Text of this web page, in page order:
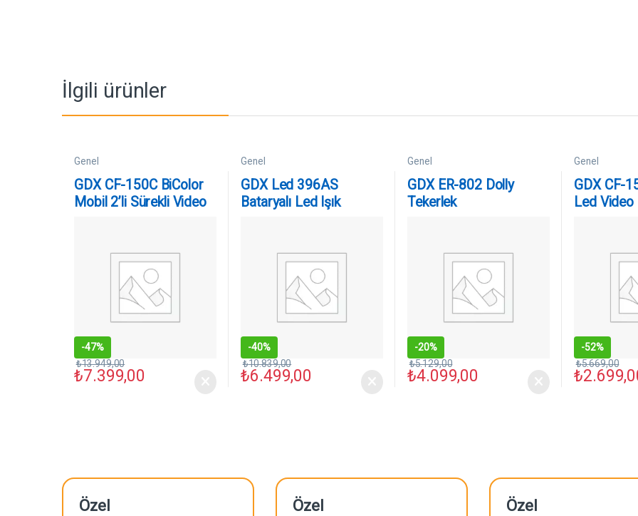
İlgili ürünler
Genel
GDX CF-150C BiColor
Mobil 2’li Sürekli Video
-47%
₺7.399,00
₺13.949,00
Genel
GDX Led 396AS
Bataryalı Led Işık
-40%
₺6.499,00
₺10.839,00
Genel
GDX ER-802 Dolly
Tekerlek
-20%
₺4.099,00
₺5.129,00
Genel
GDX CF-
Led Video
-52%
₺
₺5.669,00
Özel
Özel
Özel